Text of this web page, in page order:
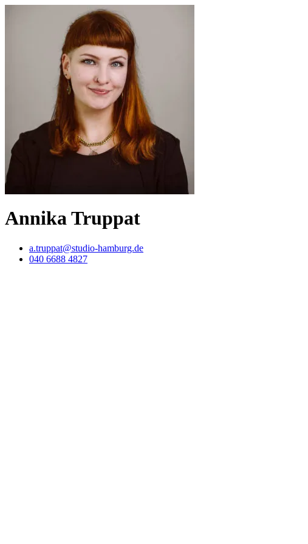
Annika Truppat
a.truppat@studio-hamburg.de
040 6688 4827